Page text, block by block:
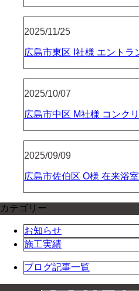
2025/11/25
広島市東区 I社様 エントラ
2025/10/07
広島市中区 M社様 コンク
2025/09/09
広島市佐伯区 O様 在来浴
カテゴリー
お知らせ
施工実績
ブログ記事一覧